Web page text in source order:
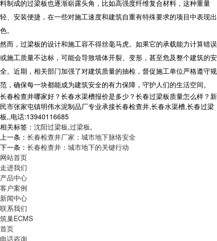
料制成的过梁板也逐渐崭露头角，比如高强度纤维复合材料，这种重量
轻、安装便捷，在一些对施工速度和建筑自重有特殊要求的项目中表现出
色。
然而，过梁板的设计和施工容不得丝毫马虎。如果它的承载能力计算错误
或施工质量不达标，可能会导致墙体开裂、变形，甚至危及整个建筑的安
全。近期，相关部门加强了对建筑质量的抽检，督促施工单位严格遵守规
范，确保每一块都能成为建筑安全的有力保障，守护人们的生活空间。
长春检查井哪家好？长春水渠槽报价是多少？长春过梁板质量怎么样？新
民市张家屯镇明伟水泥制品厂专业承接长春检查井,长春水渠槽,长春过梁
板,,电话:13940116685
相关标签： 沈阳过梁板,过梁板,
上一条： 长春检查井厂家：城市地下脉络安全
下一条： 长春检查井：城市地下的关键行动
网站首页
走进我们
产品中心
客户案例
新闻中心
联系我们
筑巢ECMS
首页
电话咨询